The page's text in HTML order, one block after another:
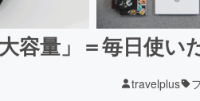
容量」＝毎日使
travelplus